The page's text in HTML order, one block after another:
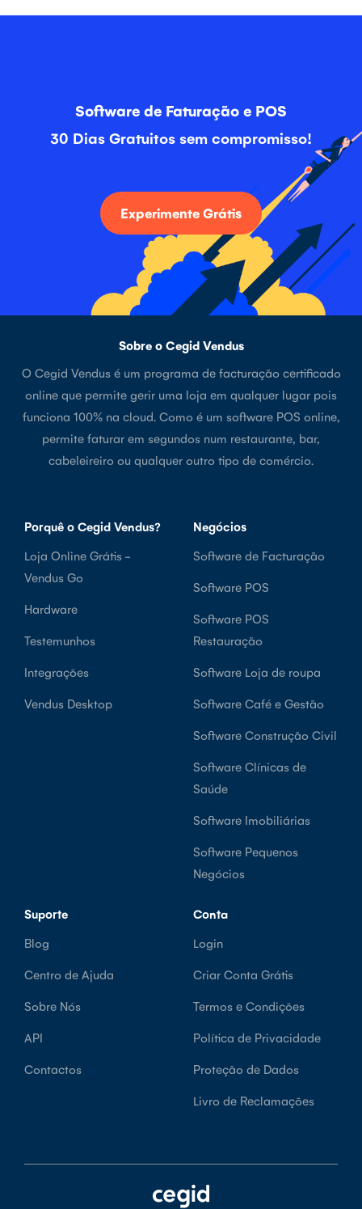
Software de Faturação e POS
30 Dias Gratuitos sem compromisso!
Experimente Grátis
Sobre o Cegid Vendus
O Cegid Vendus é um programa de facturação certificado
online que permite gerir uma loja em qualquer lugar pois
funciona 100% na cloud. Como é um software POS online,
permite faturar em segundos num restaurante, bar,
cabeleireiro ou qualquer outro tipo de comércio.
Porquê o Cegid Vendus?
Loja Online Grátis -
Vendus Go
Hardware
Testemunhos
Integrações
Vendus Desktop
Negócios
Software de Facturação
Software POS
Software POS
Restauração
Software Loja de roupa
Software Café e Gestão
Software Construção Civil
Software Clínicas de
Saúde
Software Imobiliárias
Software Pequenos
Negócios
Suporte
Blog
Centro de Ajuda
Sobre Nós
API
Contactos
Conta
Login
Criar Conta Grátis
Termos e Condições
Política de Privacidade
Proteção de Dados
Livro de Reclamações